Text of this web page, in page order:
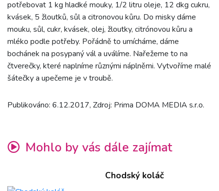
potřebovat 1 kg hladké mouky, 1/2 litru oleje, 12 dkg cukru,
kvásek, 5 žloutků, sůl a citronovou kůru. Do misky dáme
mouku, sůl, cukr, kvásek, olej, žloutky, citrónovou kůru a
mléko podle potřeby. Pořádně to umícháme, dáme
bochánek na posypaný vál a uválíme. Nařežeme to na
čtverečky, které naplníme různými náplněmi. Vytvoříme malé
šátečky a upečeme je v troubě.
Publikováno: 6.12.2017, Zdroj: Prima DOMA MEDIA s.r.o.
Mohlo by vás dále zajímat
Chodský koláč